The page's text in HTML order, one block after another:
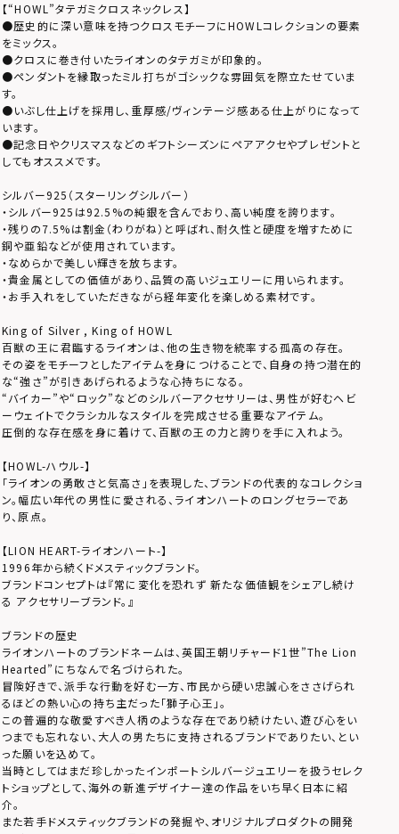
【“HOWL”タテガミクロスネックレス】
●歴史的に深い意味を持つクロスモチーフにHOWLコレクションの要素
をミックス。
●クロスに巻き付いたライオンのタテガミが印象的。
●ペンダントを縁取ったミル打ちがゴシックな雰囲気を際立たせていま
す。
●いぶし仕上げを採用し、重厚感/ヴィンテージ感ある仕上がりになって
います。
●記念日やクリスマスなどのギフトシーズンにペアアクセやプレゼントと
してもオススメです。
シルバー925（スターリングシルバー）
・シルバー925は92.5%の純銀を含んでおり、高い純度を誇ります。
・残りの7.5%は割金（わりがね）と呼ばれ、耐久性と硬度を増すために
銅や亜鉛などが使用されています。
・なめらかで美しい輝きを放ちます。
・貴金属としての価値があり、品質の高いジュエリーに用いられます。
・お手入れをしていただきながら経年変化を楽しめる素材です。
King of Silver , King of HOWL
百獣の王に君臨するライオンは、他の生き物を統率する孤高の存在。
その姿をモチーフとしたアイテムを身につけることで、自身の持つ潜在的
な“強さ”が引きあげられるような心持ちになる。
“バイカー”や“ロック”などのシルバーアクセサリーは、男性が好むヘビ
ーウェイトでクラシカルなスタイルを完成させる重要なアイテム。
圧倒的な存在感を身に着けて、百獣の王の力と誇りを手に入れよう。
【HOWL-ハウル-】
「ライオンの勇敢さと気高さ」を表現した、ブランドの代表的なコレクショ
ン。幅広い年代の男性に愛される、ライオンハートのロングセラーであ
り、原点。
【LION HEART-ライオンハート-】
1996年から続くドメスティックブランド。
ブランドコンセプトは『常に変化を恐れず 新たな価値観をシェアし続け
る アクセサリーブランド。』
ブランドの歴史
ライオンハートのブランドネームは、英国王朝リチャード1世”The Lion
Hearted”にちなんで名づけられた。
冒険好きで、派手な行動を好む一方、市民から硬い忠誠心をささげられ
るほどの熱い心の持ち主だった「獅子心王」。
この普遍的な敬愛すべき人柄のような存在であり続けたい、遊び心をい
つまでも忘れない、大人の男たちに支持されるブランドでありたい、とい
った願いを込めて。
当時としてはまだ珍しかったインポートシルバージュエリーを扱うセレク
トショップとして、海外の新進デザイナー達の作品をいち早く日本に紹
介。
また若手ドメスティックブランドの発掘や、オリジナルプロダクトの開発